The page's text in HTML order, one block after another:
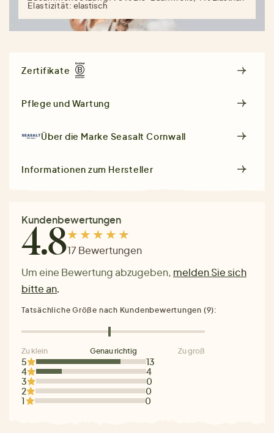
Elastizität:elastisch
Zertifikate
Pflege und Wartung
Über die Marke Seasalt Cornwall
Informationen zum Hersteller
Kundenbewertungen
4.817 Bewertungen
Um eine Bewertung abzugeben, melden Sie sich
bitte an.
5
13
4
4
3
0
2
0
1
0
Tatsächliche Größe nach Kundenbewertungen (9):
Zu klein Genau richtig Zu groß